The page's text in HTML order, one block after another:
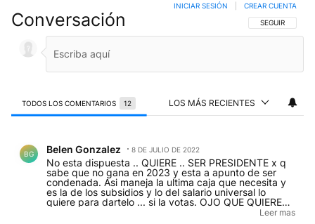
Conversación SIGA ESTA
SEGUIR
INICIAR SESIÓN CREAR CUENTA
TODOS LOS COMENTARIOS 12 LOS MÁS RECIENTES
BG Belen Gonzalez 8 DE JULIO DE 2022
No esta dispuesta .. QUIERE .. SER PRESIDENTE x q
sabe que no gana en 2023 y esta a apunto de ser
condenada. Asi maneja la ultima caja que necesita y
es la de los subsidios y lo del salario universal lo
quiere para dartelo ... si la votas. OJO QUE QUIERE
Leer mas